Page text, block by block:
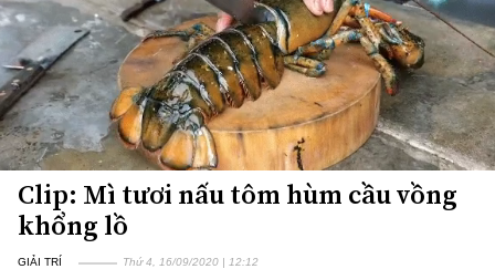
Clip: Mì tươi nấu tôm hùm cầu vồng
khổng lồ
GIẢI TRÍ Thứ 4, 16/09/2020 | 12:12